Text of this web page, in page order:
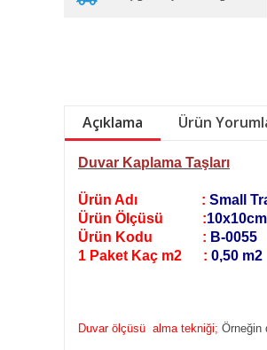
Açıklama Ürün
Duvar Kaplama Taşları
Ürün Adı : Small
Ürün Ölçüsü :10x10cm
Ürün Kodu : B-0055
1 Paket Kaç m2 : 0,50 m2
Duvar ölçüsü alma tekniği; Örneğin